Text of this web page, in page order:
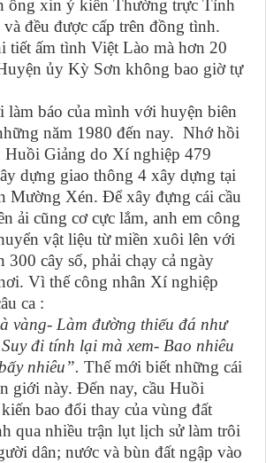
ông xin ý kiến Thường trực Tỉnh
đều được cấp trên đồng tình.
tiết ấm tình Việt Lào mà hơn 20
ủy Kỳ Sơn không bao giờ tự
làm báo của mình với huyện biên
năm 1980 đến nay. Nhớ hồi
Huồi Giảng do Xí nghiệp 479
dựng giao thông 4 xây dựng tại
Mường Xén. Để xây đựng cái cầu
ải cũng cơ cực lắm, anh em công
vật liệu từ miền xuôi lên với
300 cây số, phải chạy cả ngày
Vì thế công nhân Xí nghiệp
ca :
vàng- Làm đường thiếu đá như
đi tính lại mà xem- Bao nhiêu
nhiêu”. Thế mới biết những cái
giới này. Đến nay, cầu Huồi
bao đổi thay của vùng đất
qua nhiều trận lụt lịch sử làm trôi
dân; nước và bùn đất ngập vào